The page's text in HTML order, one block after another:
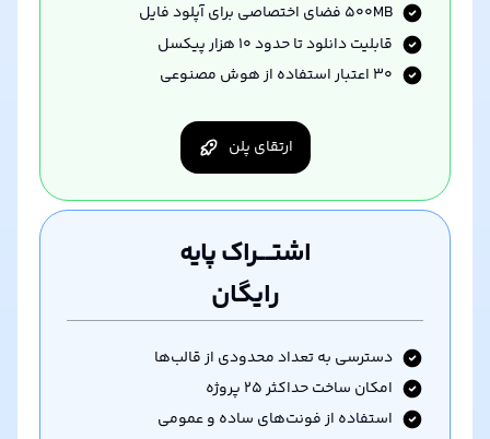
اشتــــراک پایه
رایگان
دسترسی به تعداد محدودی از قالب‌ها
امکان ساخت حداکثر ۲۵ پروژه
استفاده از فونت‌های ساده و عمومی
۵۰۰MB فضای اختصاصی برای آپلود فایل
قابلیت دانلود تا حدود ۱۰ هزار پیکسل
۳۰ اعتبار استفاده از هوش مصنوعی
ارتقای پلن